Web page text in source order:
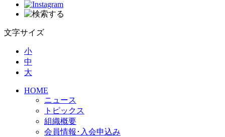
文字サイズ
小
中
大
HOME
ニュース
トピックス
組織概要
会員情報･入会申込み